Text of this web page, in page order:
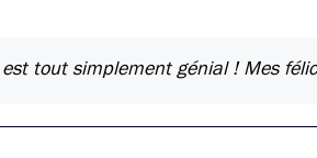
tout simplement génial ! Mes